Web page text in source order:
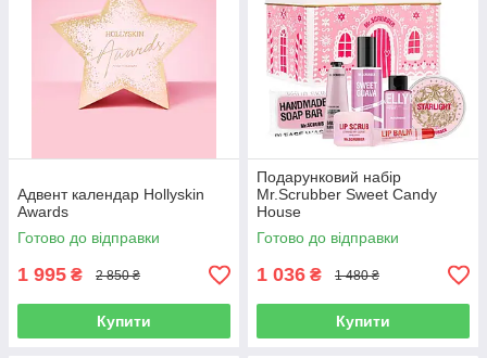
Адвент календар Hollyskin
Awards
Готово до відправки
1 995 ₴ 2 850 ₴
Купити
Подарунковий набір
Mr.Scrubber Sweet Candy
House
Готово до відправки
1 036 ₴ 1 480 ₴
Купити